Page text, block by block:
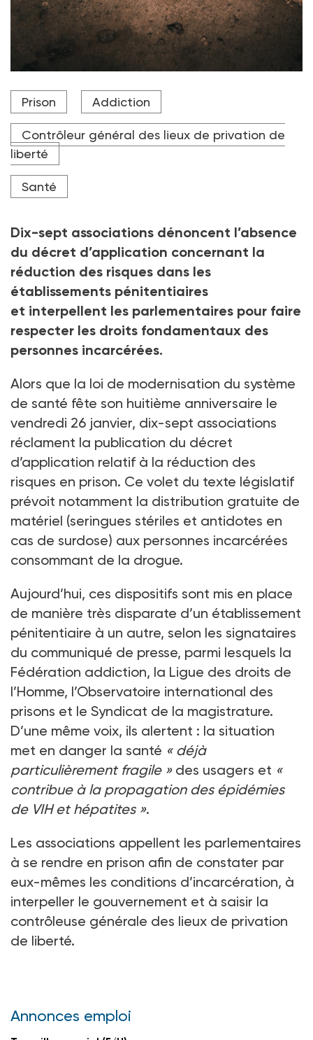
Prison Addiction
Contrôleur général des lieux de privation de
liberté
Santé
Dix-sept associations dénoncent l’absence
du décret d’application concernant la
réduction des risques dans les
établissements pénitentiaires
et interpellent les parlementaires pour faire
respecter les droits fondamentaux des
personnes incarcérées.
Alors que la loi de modernisation du système
de santé fête son huitième anniversaire le
vendredi 26 janvier, dix-sept associations
réclament la publication du décret
d’application relatif à la réduction des
risques en prison. Ce volet du texte législatif
prévoit notamment la distribution gratuite de
matériel (seringues stériles et antidotes en
cas de surdose) aux personnes incarcérées
consommant de la drogue.
Aujourd’hui, ces dispositifs sont mis en place
de manière très disparate d’un établissement
pénitentiaire à un autre, selon les signataires
du communiqué de presse, parmi lesquels la
Fédération addiction, la Ligue des droits de
l’Homme, l’Observatoire international des
prisons et le Syndicat de la magistrature.
D’une même voix, ils alertent : la situation
met en danger la santé « déjà
particulièrement fragile »des usagers et «
contribue à la propagation des épidémies
de VIH et hépatites ».
Les associations appellent les parlementaires
à se rendre en prison afin de constater par
eux-mêmes les conditions d’incarcération, à
interpeller le gouvernement et à saisir la
contrôleuse générale des lieux de privation
de liberté.
Annonces emploi